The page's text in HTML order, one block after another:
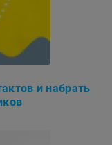
и набрать